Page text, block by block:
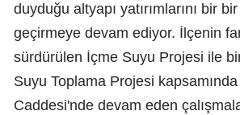
duyduğu altyapı yatırımlarını bir
geçirmeye devam ediyor. İlçenin
sürdürülen İçme Suyu Projesi ile
Suyu Toplama Projesi
Caddesi'nde devam eden